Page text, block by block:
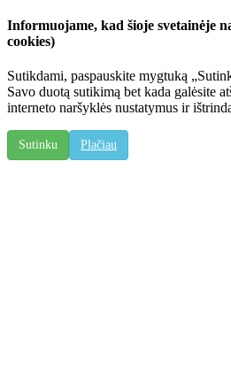
Informuojame, kad šioje svetainėje
cookies)
Sutikdami, paspauskite mygtuką
Savo duotą sutikimą bet kada galėsite
interneto naršyklės nustatymus ir
Sutinku Plačiau